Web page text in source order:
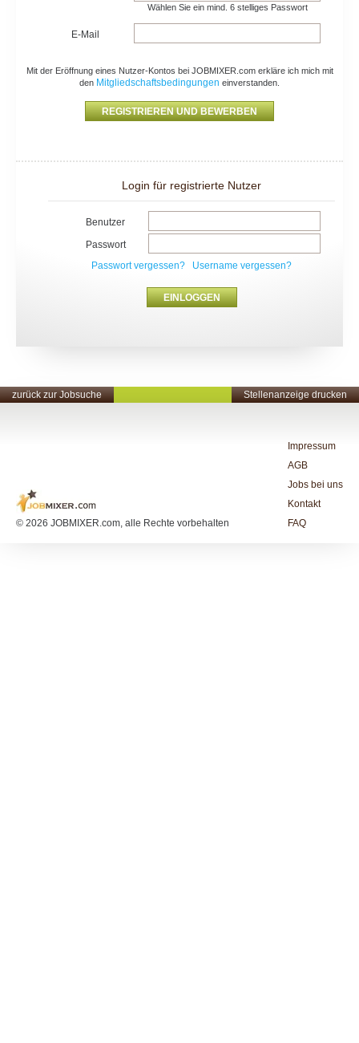
Wählen Sie ein mind. 6 stelliges Passwort
E-Mail
Mit der Eröffnung eines Nutzer-Kontos bei JOBMIXER.com erkläre ich mich mit
den Mitgliedschaftsbedingungen einverstanden.
Login für registrierte Nutzer
Benutzer
Passwort
Passwort vergessen?
Username vergessen?
zurück zur Jobsuche Stellenanzeige drucken
© 2026 JOBMIXER.com, alle Rechte vorbehalten
Impressum
AGB
Jobs bei uns
Kontakt
FAQ